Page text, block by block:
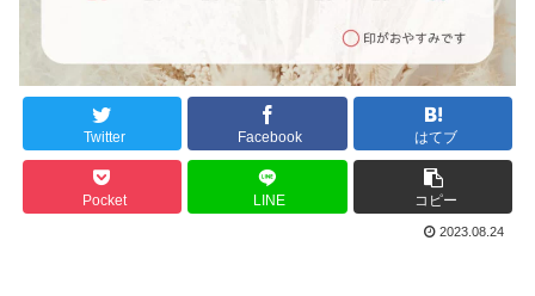
Twitter Facebook はてブ
Pocket LINE コピー
2023.08.24